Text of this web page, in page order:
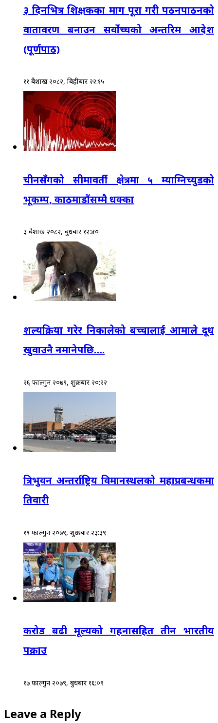
३ दिनभित्र शिक्षकका माग पूरा गरी पठनपाठनको
वातावरण बनाउन सर्वोच्चको अन्तरिम आदेश
(पूर्णपाठ)
११ बैशाख २०८२, बिहीबार २२:१५
चीनसँगको सीमावर्ती क्षेत्रमा ५ म्याग्निच्युडको
भूकम्प, काठमाडौंसम्मै धक्का
३ बैशाख २०८२, बुधबार १२:४०
शल्यक्रिया गरेर निकालेको बच्चालाई आमाले दूध
खुवाउनै नमानेपछि….
२६ फाल्गुन २०७९, शुक्रबार २०:२२
त्रिभुवन अन्तर्राष्ट्रिय विमानस्थलको महाप्रबन्धकमा
तिवारी
१९ फाल्गुन २०७९, शुक्रबार २३:३९
करोड बढी मूल्यको गहनासहित तीन भारतीय
पक्राउ
१७ फाल्गुन २०७९, बुधबार १६:०९
Leave a Reply